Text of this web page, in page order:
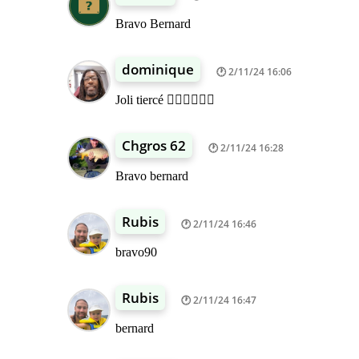
Bravo Bernard
dominique 2/11/24 16:06
Joli tiercé 👍🏾👍🏾👍🏾
Chgros 62 2/11/24 16:28
Bravo bernard
Rubis 2/11/24 16:46
bravo90
Rubis 2/11/24 16:47
bernard